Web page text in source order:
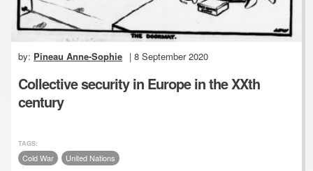
by: Pineau Anne-Sophie | 8 September 2020
Collective security in Europe in the XXth
century
TAGS:
Cold War United Nations